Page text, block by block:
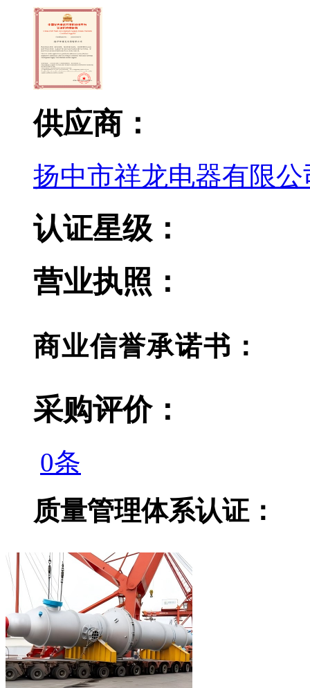
供应商：
扬中市祥龙电器有限公
认证星级：
营业执照：
商业信誉承诺书：
采购评价：
0条
质量管理体系认证：